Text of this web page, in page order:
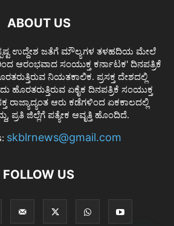
ABOUT US
ಉದ್ದೇಶ ಜತೆಗೆ ಮೌಲ್ಯಗಳ ತಳಹದಿಯ ಮೇಲೆ
ಆರಂಭವಾದ ಸಂಯುಕ್ತ ಕರ್ನಾಟಕ' ದಿನಪತ್ರಿಕೆ
ನಿಯತಕಾಲಿಕ. ಪ್ರಸಕ್ತ ದೇಶದಲ್ಲಿ
ಹೊರತರುತ್ತಿರುವ ಏಕೈಕ ದಿನಪತ್ರಿಕೆ ಸಂಯುಕ್ತ
ರಾಜ್ಯಾದ್ಯಂತ ಆರು ಕಡೆಗಳಿಂದ ಏಕಕಾಲದಲ್ಲಿ
ಪ್ರತಿ ಜಿಲ್ಲೆಗೆ ಪತ್ಯೇಕ ಆವೃತ್ತಿ ಹೊಂದಿದೆ.
skblrnews@gmail.com
FOLLOW US